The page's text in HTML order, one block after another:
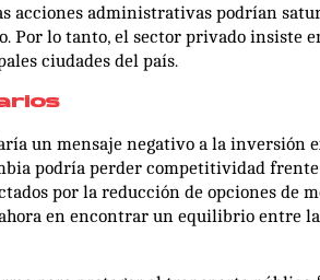
acciones administrativas podrían
Por lo tanto, el sector privado insiste
ciudades del país.
un mensaje negativo a la inversión
podría perder competitividad
por la reducción de opciones de
en encontrar un equilibrio entre